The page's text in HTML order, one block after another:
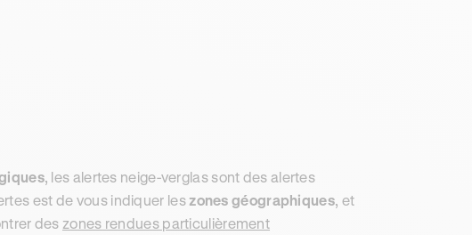
, les alertes neige-verglas sont des alertes
est de vous indiquer les zones géographiques, et
des zones rendues particulièrement